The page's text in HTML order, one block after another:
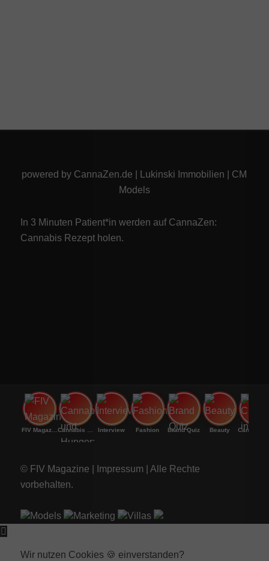
powered by CannaZen.de Lukinski Immobilien
CM
Models
In 3 Minuten Patient*in werden auf CannaZen:
Cannabis Rezeptholen.
FIV Magazine Interview Fashion Brand Quiz Beauty
© FIV Magazine | Impressum | Alle Rechte
vorbehalten.
Models Marketing Villas
Wir nutzen Cookies 🍪 einverstanden?